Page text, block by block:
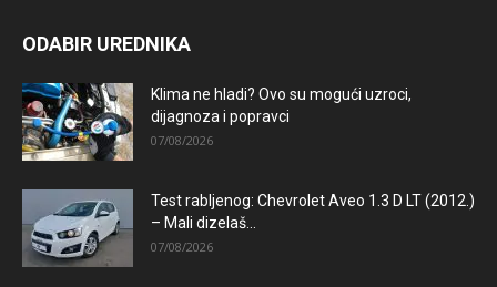
ODABIR UREDNIKA
Klima ne hladi? Ovo su mogući uzroci,
dijagnoza i popravci
07/08/2026
Test rabljenog: Chevrolet Aveo 1.3 D LT (2012.)
– Mali dizelaš...
07/08/2026